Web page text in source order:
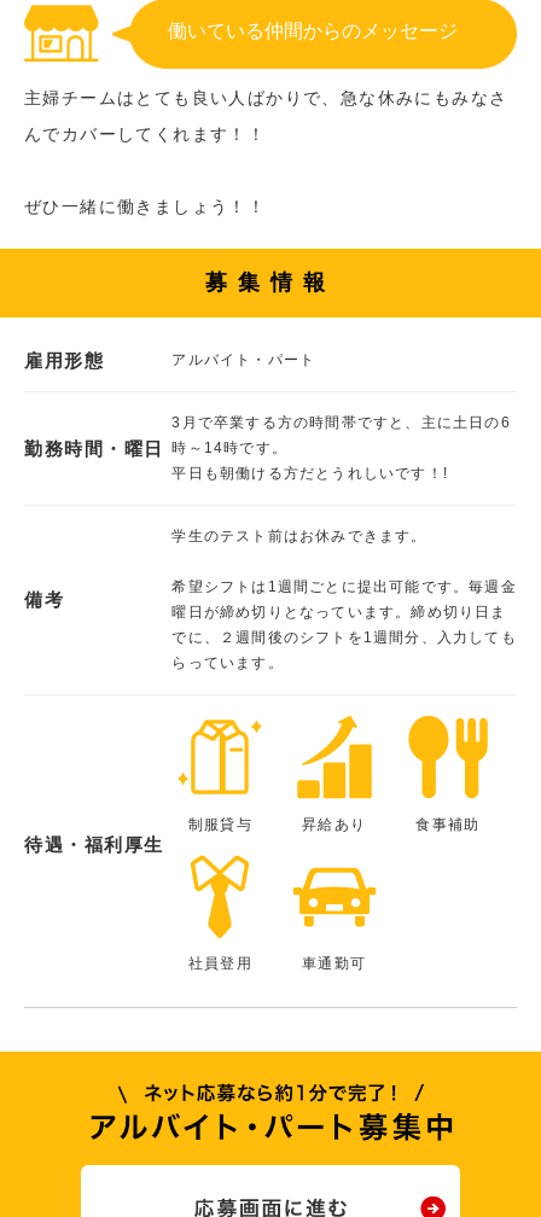
働いている仲間からのメッセージ
主婦チームはとても良い人ばかりで、急な休みにもみなさ
んでカバーしてくれます！！
ぜひ一緒に働きましょう！！
募集情報
雇用形態 アルバイト・パート
勤務時間・曜日
3月で卒業する方の時間帯ですと、主に土日の6
時～14時です。
平日も朝働ける方だとうれしいです！!
備考
学生のテスト前はお休みできます。
希望シフトは1週間ごとに提出可能です。毎週金
曜日が締め切りとなっています。締め切り日ま
でに、２週間後のシフトを1週間分、入力しても
らっています。
待遇・福利厚生
制服貸与 昇給あり 食事補助
社員登用 車通勤可